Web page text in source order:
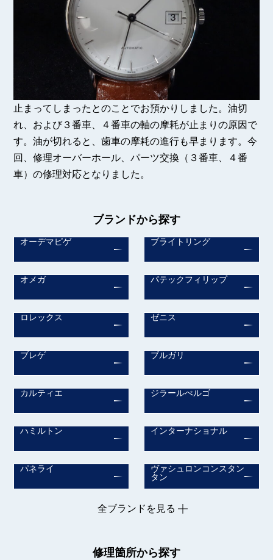
止まってしまったとのことでお預かりしました。油切
れ、および３番車、４番車の軸の摩耗が止まりの原因で
す。油が切れると、歯車の摩耗の進行も早まります。今
回、修理オーバーホール、パーツ交換（３番車、４番
車）の修理対応となりました。
ブランドから探す
オーデマピゲ ブライトリング
オメガ パテックフィリップ
ロレックス ゼニス
ブレゲ ブルガリ
カルティエ ジラールぺルゴ
ハミルトン インターナショナル
パネライ
ヴァシュロンコンスタン
タン
全ブランドを見る
修理箇所から探す